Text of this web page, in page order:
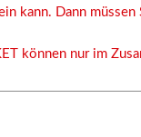
kann. Dann
können nur im